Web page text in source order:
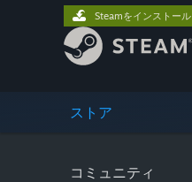
ストア
コミュニティ
Steamをインストール